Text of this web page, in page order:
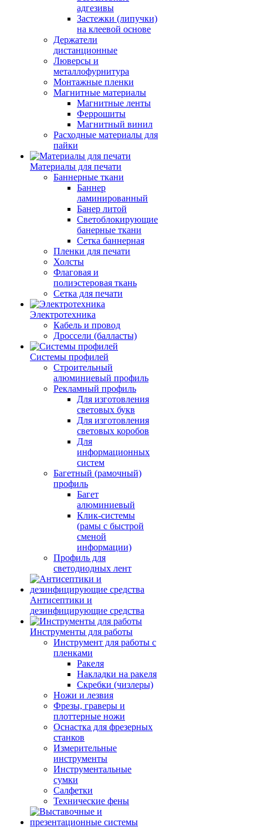
адгезивы
Застежки (липучки)
на клеевой основе
Держатели
дистанционные
Люверсы и
металлофурнитура
Монтажные пленки
Магнитные материалы
Магнитные ленты
Феррошиты
Магнитный винил
Расходные материалы для
пайки
Материалы для печати
Баннерные ткани
Баннер
ламинированный
Банер литой
Светоблокирующие
банерные ткани
Сетка баннерная
Пленки для печати
Холсты
Флаговая и
полиэстеровая ткань
Сетка для печати
Электротехника
Кабель и провод
Дроссели (балласты)
Системы профилей
Строительный
алюминиевый профиль
Рекламный профиль
Для изготовления
световых букв
Для изготовления
световых коробов
Для
информационных
систем
Багетный (рамочный)
профиль
Багет
алюминиевый
Клик-системы
(рамы с быстрой
сменой
информации)
Профиль для
светодиодных лент
Антисептики и
дезинфицирующие средства
Инструменты для работы
Инструмент для работы с
пленками
Ракеля
Накладки на ракеля
Скребки (чизлеры)
Ножи и лезвия
Фрезы, граверы и
плоттерные ножи
Оснастка для фрезерных
станков
Измерительные
инструменты
Инструментальные
сумки
Салфетки
Технические фены